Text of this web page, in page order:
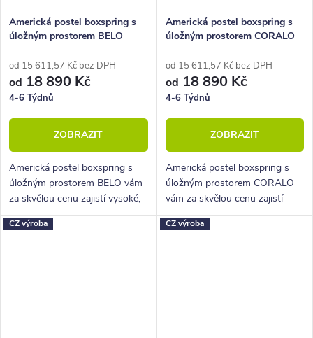
Americká postel boxspring s
úložným prostorem BELO
od 15 611,57 Kč bez DPH
od 18 890 Kč
4-6 Týdnů
ZOBRAZIT
Americká postel boxspring s
úložným prostorem BELO vám
za skvělou cenu zajistí vysoké,
pohodlné spaní a velký úložný
prostor.
Americká postel boxspring s
úložným prostorem CORALO
od 15 611,57 Kč bez DPH
od 18 890 Kč
4-6 Týdnů
ZOBRAZIT
Americká postel boxspring s
úložným prostorem CORALO
vám za skvělou cenu zajistí
vysoké, pohodlné spaní a velký
úložný prostor.
CZ výroba CZ výroba